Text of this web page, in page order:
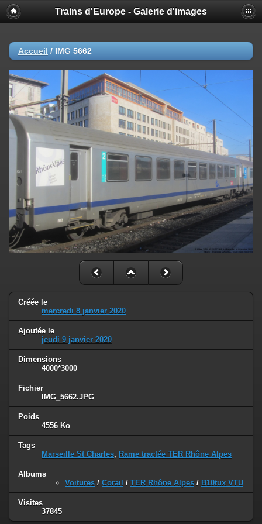
Trains d'Europe - Galerie d'images
Accueil / IMG 5662
Créée le
mercredi 8 janvier 2020
Ajoutée le
jeudi 9 janvier 2020
Dimensions
4000*3000
Fichier
IMG_5662.JPG
Poids
4556 Ko
Tags
Marseille St Charles, Rame tractée TER Rhône Alpes
Albums
Voitures / Corail / TER Rhône Alpes / B10tux VTU
Visites
37845